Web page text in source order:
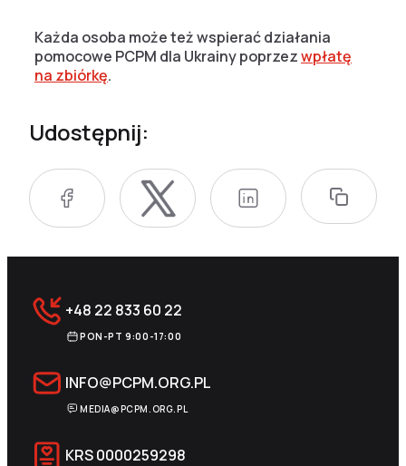
Każda osoba może też wspierać działania
pomocowe PCPM dla Ukrainy poprzezwpłatę
na zbiórkę.
Udostępnij:
+48 22 833 60 22
PON-PT 9:00-17:00
INFO@PCPM.ORG.PL
MEDIA@PCPM.ORG.PL
KRS0000259298